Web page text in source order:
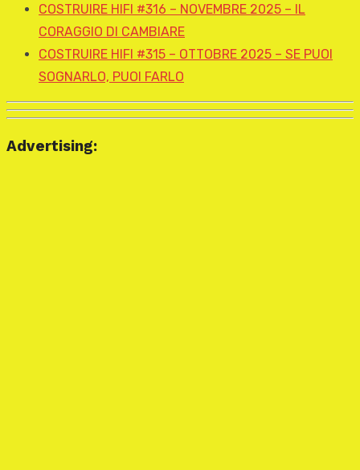
COSTRUIRE HIFI #316 – NOVEMBRE 2025 – IL
CORAGGIO DI CAMBIARE
COSTRUIRE HIFI #315 – OTTOBRE 2025 – SE PUOI
SOGNARLO, PUOI FARLO
Advertising: